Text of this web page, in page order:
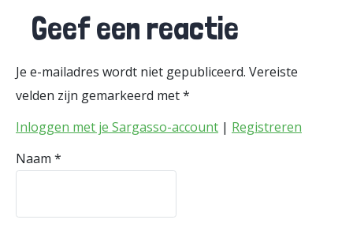
Geef een reactie
Je e-mailadres wordt niet gepubliceerd. Vereiste
velden zijn gemarkeerd met*
Inloggen met je Sargasso-account | Registreren
Naam *